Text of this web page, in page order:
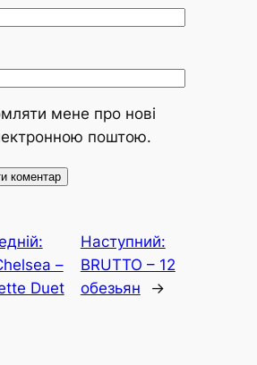
мене про нові
поштою.
–
Duet
Наступний:
BRUTTO – 12
обезьян
→